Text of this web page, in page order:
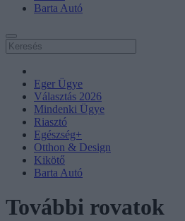
Barta Autó
Eger Ügye
Választás 2026
Mindenki Ügye
Riasztó
Egészség+
Otthon & Design
Kikötő
Barta Autó
További rovatok